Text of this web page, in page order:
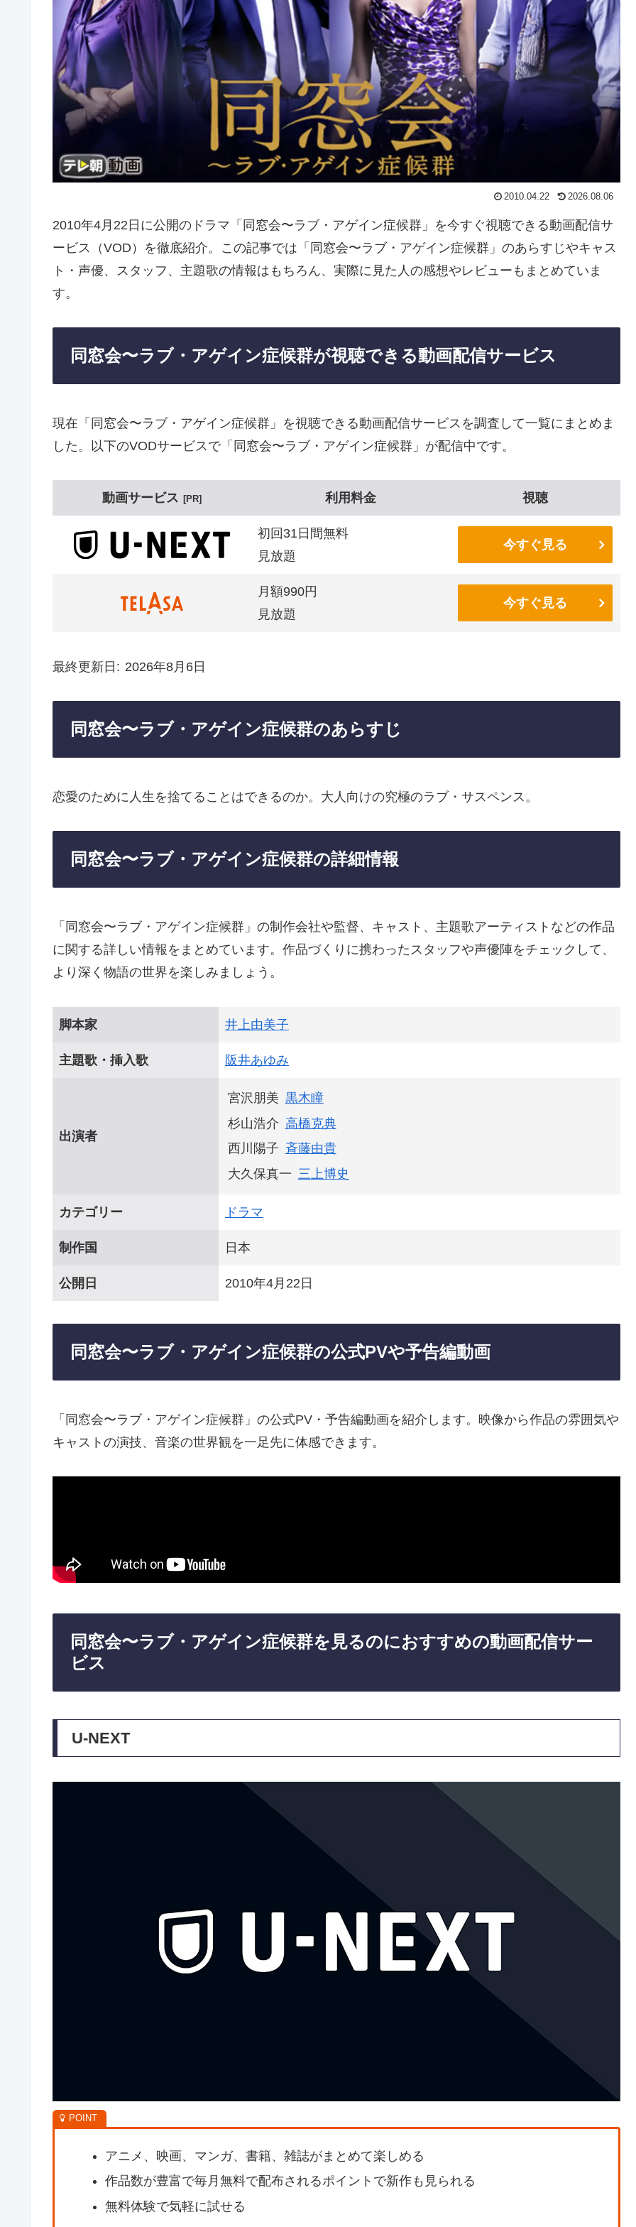
2010.04.22 2026.08.06
2010年4月22日に公開のドラマ「同窓会〜ラブ・アゲイン症候群」を今すぐ視聴できる動画配信サ
ービス（VOD）を徹底紹介。この記事では「同窓会〜ラブ・アゲイン症候群」のあらすじやキャス
ト・声優、スタッフ、主題歌の情報はもちろん、実際に見た人の感想やレビューもまとめていま
す。
同窓会〜ラブ・アゲイン症候群が視聴できる動画配信サービス
現在「同窓会〜ラブ・アゲイン症候群」を視聴できる動画配信サービスを調査して一覧にまとめま
した。以下のVODサービスで「同窓会〜ラブ・アゲイン症候群」が配信中です。
動画サービス PR 利用料金 視聴
初回31日間無料
見放題
今すぐ見る
月額990円
見放題
今すぐ見る
最終更新日 2026年8月6日
同窓会〜ラブ・アゲイン症候群のあらすじ
恋愛のために人生を捨てることはできるのか。大人向けの究極のラブ・サスペンス。
同窓会〜ラブ・アゲイン症候群の詳細情報
「同窓会〜ラブ・アゲイン症候群」の制作会社や監督、キャスト、主題歌アーティストなどの作品
に関する詳しい情報をまとめています。作品づくりに携わったスタッフや声優陣をチェックして、
より深く物語の世界を楽しみましょう。
脚本家 井上由美子
主題歌・挿入歌 阪井あゆみ
出演者
宮沢朋美 黒木瞳
杉山浩介 高橋克典
西川陽子 斉藤由貴
大久保真一 三上博史
カテゴリー ドラマ
制作国 日本
公開日 2010年4月22日
同窓会〜ラブ・アゲイン症候群の公式PVや予告編動画
「同窓会〜ラブ・アゲイン症候群」の公式PV・予告編動画を紹介します。映像から作品の雰囲気や
キャストの演技、音楽の世界観を一足先に体感できます。
同窓会〜ラブ・アゲイン症候群を見るのにおすすめの動画配信サー
ビス
U-NEXT
アニメ、映画、マンガ、書籍、雑誌がまとめて楽しめる
作品数が豊富で毎月無料で配布されるポイントで新作も見られる
無料体験で気軽に試せる